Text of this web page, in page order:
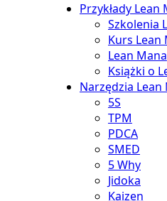
Przykłady
Szkolenia
Kurs
Lean
Książki o
Narzędzia
5S
TPM
PDCA
SMED
5 Why
Jidoka
Kaizen